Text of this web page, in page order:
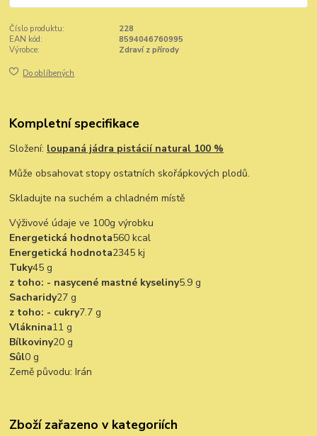
Číslo produktu:
228
EAN kód:
8594046760995
Výrobce:
Zdraví z přírody
Do oblíbených
Kompletní specifikace
Složení: loupaná jádra pistácií natural 100 %
Může obsahovat stopy ostatních skořápkových plodů.
Skladujte na suchém a chladném místě
Výživové údaje ve 100g výrobku
Energetická hodnota560 kcal
Energetická hodnota2345 kj
Tuky45 g
z toho: - nasycené mastné kyseliny5.9 g
Sacharidy27 g
z toho: - cukry7.7 g
Vláknina11 g
Bílkoviny20 g
Sůl0 g
Země původu: Irán
Zboží zařazeno v kategoriích